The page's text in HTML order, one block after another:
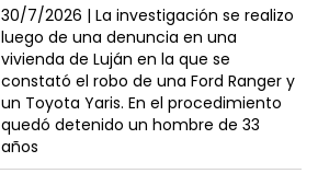
30/7/2026 |La investigación se realizo
luego de una denuncia en una
vivienda de Luján en la que se
constató el robo de una Ford Ranger y
un Toyota Yaris. En el procedimiento
quedó detenido un hombre de 33
años